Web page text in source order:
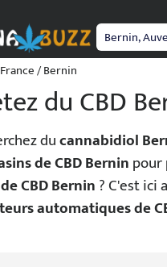
France/ Bernin
du CBD
ducannabidiol
de CBD Berninpour
CBD Bernin? C'est ici
automatiques de